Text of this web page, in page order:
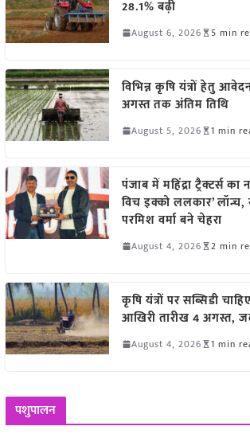
28.1% बढ़ी
August 6, 2026 5 min
विभिन्न कृषि यंत्रों हेतु
अगस्त तक अंतिम तिथि
August 5, 2026 1 min
पंजाब में महिंद्रा ट्रैक्टर्स का
विच इक्को ललकार’
परमिश वर्मा बने चेहरा
August 4, 2026 2 min
कृषि यंत्रों पर सब्सिडी
आखिरी तारीख 4 अगस्त,
August 4, 2026 1 min
पशुपालन